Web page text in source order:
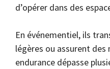
d’opérer dans des
En événementiel, ils
légères ou assurent
endurance dépasse